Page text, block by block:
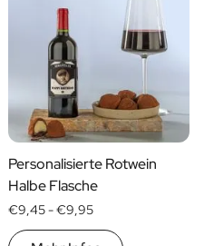
Personalisierte Rotwein
Halbe Flasche
€9,45 -€9,95